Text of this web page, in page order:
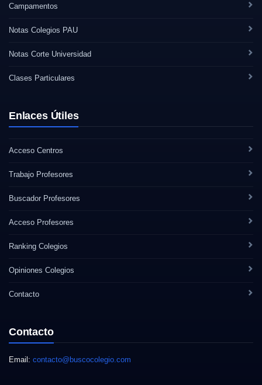
Campamentos
Notas Colegios PAU
Notas Corte Universidad
Clases Particulares
Enlaces Útiles
Acceso Centros
Trabajo Profesores
Buscador Profesores
Acceso Profesores
Ranking Colegios
Opiniones Colegios
Contacto
Contacto
Email: contacto@buscocolegio.com